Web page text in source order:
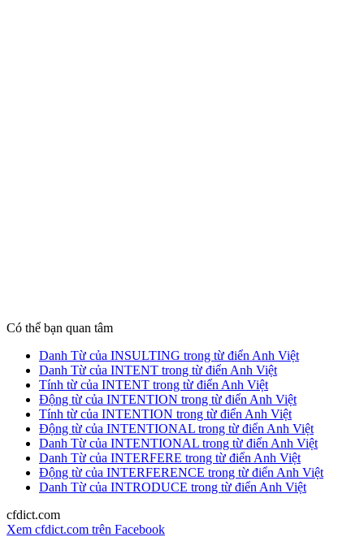
Có thể bạn quan tâm
Danh Từ của INSULTING trong từ điển Anh Việt
Danh Từ của INTENT trong từ điển Anh Việt
Tính từ của INTENT trong từ điển Anh Việt
Động từ của INTENTION trong từ điển Anh Việt
Tính từ của INTENTION trong từ điển Anh Việt
Động từ của INTENTIONAL trong từ điển Anh Việt
Danh Từ của INTENTIONAL trong từ điển Anh Việt
Danh Từ của INTERFERE trong từ điển Anh Việt
Động từ của INTERFERENCE trong từ điển Anh Việt
Danh Từ của INTRODUCE trong từ điển Anh Việt
cfdict.com
Xem cfdict.com trên Facebook